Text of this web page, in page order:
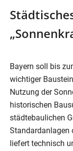
Bayern soll bis
wichtiger
Nutzung der
historischen
städtebaulichen
Standardanlagen
liefert technisch